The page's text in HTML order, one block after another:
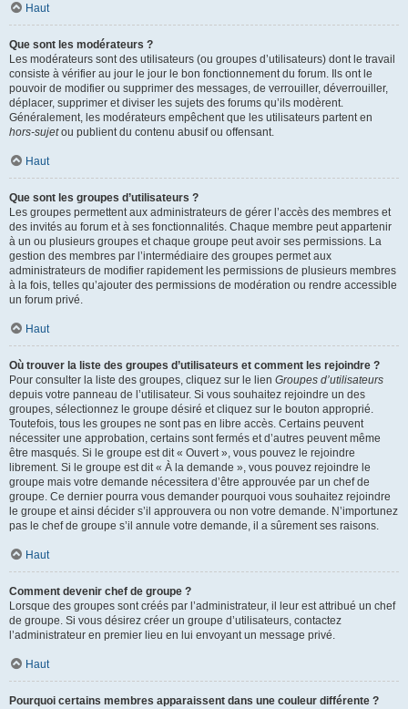
Haut
Que sont les modérateurs ?
Les modérateurs sont des utilisateurs (ou groupes d’utilisateurs) dont le travail
consiste à vérifier au jour le jour le bon fonctionnement du forum. Ils ont le
pouvoir de modifier ou supprimer des messages, de verrouiller, déverrouiller,
déplacer, supprimer et diviser les sujets des forums qu’ils modèrent.
Généralement, les modérateurs empêchent que les utilisateurs partent en
hors-sujetou publient du contenu abusif ou offensant.
Haut
Que sont les groupes d’utilisateurs ?
Les groupes permettent aux administrateurs de gérer l’accès des membres et
des invités au forum et à ses fonctionnalités. Chaque membre peut appartenir
à un ou plusieurs groupes et chaque groupe peut avoir ses permissions. La
gestion des membres par l’intermédiaire des groupes permet aux
administrateurs de modifier rapidement les permissions de plusieurs membres
à la fois, telles qu’ajouter des permissions de modération ou rendre accessible
un forum privé.
Haut
Où trouver la liste des groupes d’utilisateurs et comment les rejoindre ?
Pour consulter la liste des groupes, cliquez sur le lien Groupes d’utilisateurs
depuis votre panneau de l’utilisateur. Si vous souhaitez rejoindre un des
groupes, sélectionnez le groupe désiré et cliquez sur le bouton approprié.
Toutefois, tous les groupes ne sont pas en libre accès. Certains peuvent
nécessiter une approbation, certains sont fermés et d’autres peuvent même
être masqués. Si le groupe est dit « Ouvert », vous pouvez le rejoindre
librement. Si le groupe est dit « À la demande », vous pouvez rejoindre le
groupe mais votre demande nécessitera d’être approuvée par un chef de
groupe. Ce dernier pourra vous demander pourquoi vous souhaitez rejoindre
le groupe et ainsi décider s’il approuvera ou non votre demande. N’importunez
pas le chef de groupe s’il annule votre demande, il a sûrement ses raisons.
Haut
Comment devenir chef de groupe ?
Lorsque des groupes sont créés par l’administrateur, il leur est attribué un chef
de groupe. Si vous désirez créer un groupe d’utilisateurs, contactez
l’administrateur en premier lieu en lui envoyant un message privé.
Haut
Pourquoi certains membres apparaissent dans une couleur différente ?